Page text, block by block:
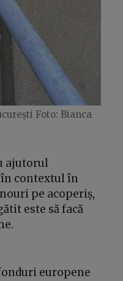
Foto: Bianca
ajutorul
contextul în
pe acoperiș,
este să facă
europene